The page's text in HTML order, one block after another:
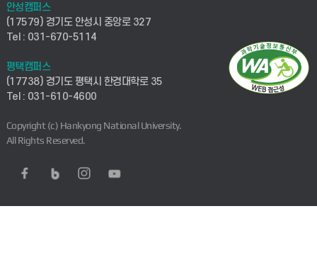
안성캠퍼스
(17579) 경기도 안성시 중앙로 327
Tel : 031-670-5114
평택캠퍼스
(17738) 경기도 평택시 한경대학로 35
Tel : 031-610-4600
Copyright (c) Hankyong National University.
All Rights Reserved.